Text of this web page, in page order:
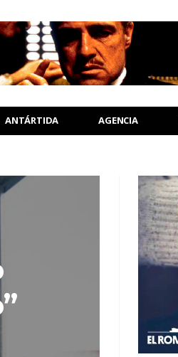
ANTÁRTIDA AGENCIA